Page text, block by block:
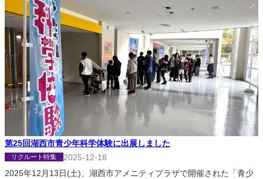
第25回湖西市青少年科学体験に出展しました
リクルート特集
2025-12-18
2025年12月13日(土)、湖西市アメニティプラザで開催された「青少